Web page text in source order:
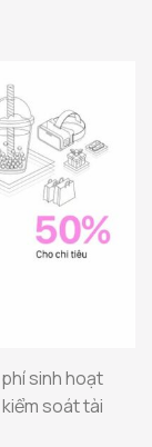
sinh hoạt
soát tài